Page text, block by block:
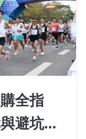
全指
避坑攻